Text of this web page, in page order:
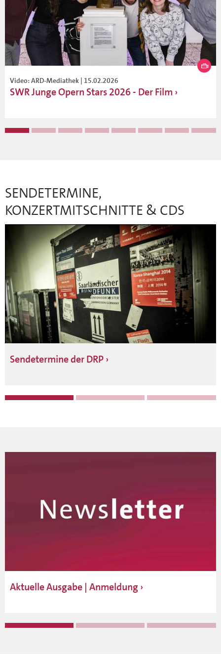
Video: ARD-Mediathek | 15.02.2026
SWR Junge Opern Stars 2026 - Der Film
SENDETERMINE,
KONZERTMITSCHNITTE & CDS
Sendetermine der DRP
Aktuelle Ausgabe | Anmeldung